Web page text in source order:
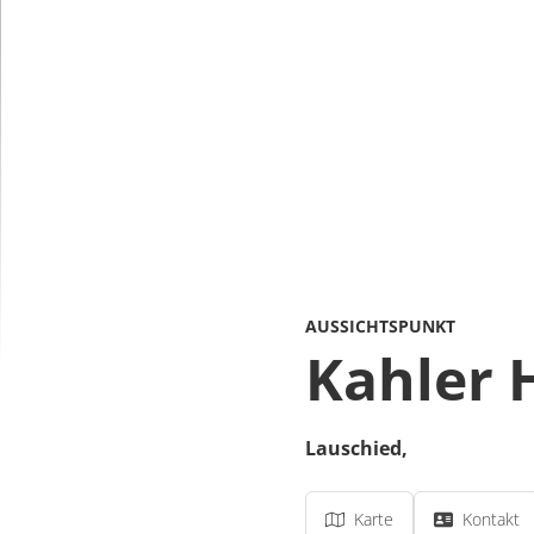
AUSSICHTSPUNKT
Kahler
Lauschied,
Karte Kontakt